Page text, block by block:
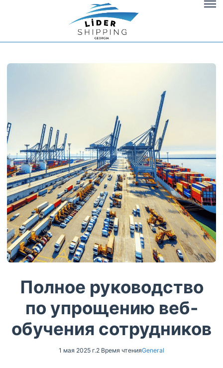
Полное руководство
по упрощению веб-
обучения сотрудников
1 мая 2025 г.2 Время чтенияGeneral